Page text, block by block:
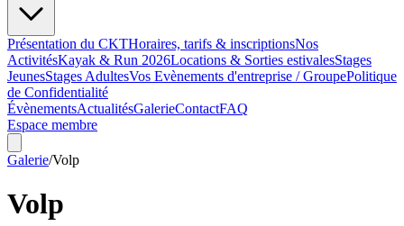
Présentation du CKTHoraires, tarifs & inscriptionsNos
ActivitésKayak & Run 2026Locations & Sorties estivalesStages
JeunesStages AdultesVos Evènements d'entreprise / GroupePolitique
de Confidentialité
ÉvènementsActualitésGalerieContactFAQ
Espace membre
Galerie/Volp
Volp